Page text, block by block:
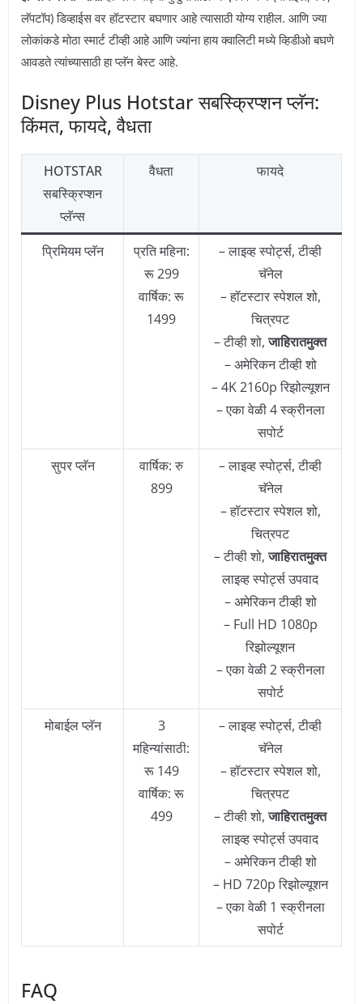
लॅपटॉप) डिव्हाईस वर हॉटस्टार बघणार आहे त्यासाठी योग्य राहील. आणि ज्या
लोकांकडे मोठा स्मार्ट टीव्ही आहे आणि ज्यांना हाय क्वालिटी मध्ये व्हिडीओ बघणे
आवडते त्यांच्यासाठी हा प्लॅन बेस्ट आहे.
Disney Plus Hotstar सबस्क्रिप्शन प्लॅन:
किंमत, फायदे, वैधता
HOTSTAR
सबस्क्रिप्शन
प्लॅन्स
वैधता फायदे
प्रिमियम प्लॅन
प्रति महिना:
रू 299
वार्षिक: रू
1499
– लाइव्ह स्पोर्ट्स, टीव्ही
चॅनेल
– हॉटस्टार स्पेशल शो,
चित्रपट
– टीव्ही शो,जाहिरातमुक्त
– अमेरिकन टीव्ही शो
– 4K 2160p रिझोल्यूशन
– एका वेळी 4 स्क्रीनला
सपोर्ट
सुपर प्लॅन
वार्षिक: रु
899
– लाइव्ह स्पोर्ट्स, टीव्ही
चॅनेल
– हॉटस्टार स्पेशल शो,
चित्रपट
– टीव्ही शो,जाहिरातमुक्त
लाइव्ह स्पोर्ट्स उपवाद
– अमेरिकन टीव्ही शो
– Full HD 1080p
रिझोल्यूशन
– एका वेळी 2 स्क्रीनला
सपोर्ट
मोबाईल प्लॅन
3
महिन्यांसाठी:
रू 149
वार्षिक: रू
499
– लाइव्ह स्पोर्ट्स, टीव्ही
चॅनेल
– हॉटस्टार स्पेशल शो,
चित्रपट
– टीव्ही शो,जाहिरातमुक्त
लाइव्ह स्पोर्ट्स उपवाद
– अमेरिकन टीव्ही शो
– HD 720p रिझोल्यूशन
– एका वेळी 1 स्क्रीनला
सपोर्ट
FAQ